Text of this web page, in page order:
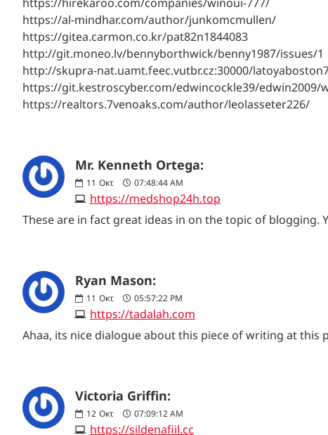
https://al-mindhar.com/author/junkomcmullen/
https://gitea.carmon.co.kr/pat82n1844083
http://git.moneo.lv/bennyborthwick/benny1987/issues/1
http://skupra-nat.uamt.feec.vutbr.cz:30000/
https://git.kestroscyber.com/edwincockle39/edwin2009/
https://realtors.7venoaks.com/author/leolasseter226/
Mr. Kenneth Ortega:
11 Οκτ 07:48:44 AM
https://medshop24h.top
These are in fact great ideas in on the topic of blogging.
Ryan Mason:
11 Οκτ 05:57:22 PM
https://tadalah.com
Ahaa, its nice dialogue about this piece of writing at this
Victoria Griffin:
12 Οκτ 07:09:12 AM
https://sildenafiil.cc